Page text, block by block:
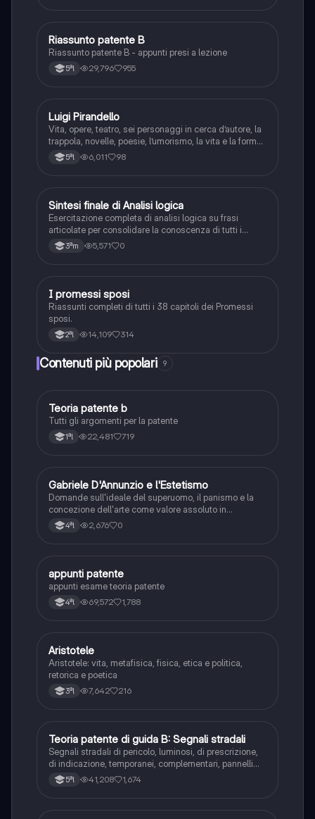
Italiano
Riassunto patente B
Riassunto patente B - appunti presi a lezione
5ªl 29,796 955
Italiano
Luigi Pirandello
Vita, opere, teatro, sei personaggi in cerca d’autore, la
trappola, novelle, poesie, l’umorismo, la vita e la forma,
frantumazione dell’Io, la civiltà moderna e
l’alienazione, il treno ha fischiato, canta l’epistola, i
5ªl 6,011 98
SItaliano
Sintesi finale di Analisi logica
Esercitazione completa di analisi logica su frasi
articolate per consolidare la conoscenza di tutti i
complementi.
3ªm 5,571 0
Italiano
I promessi sposi
Riassunti completi di tutti i 38 capitoli dei Promessi
sposi.
2ªl 14,109 314
Contenuti più popolari 9
Altro
Teoria patente b
Tutti gli argomenti per la patente
1ªl 22,481 719
GItaliano
Gabriele D'Annunzio e l'Estetismo
Domande sull'ideale del superuomo, il panismo e la
concezione dell'arte come valore assoluto in
D'Annunzio.
4ªl 2,676 0
Altro
appunti patente
appunti esame teoria patente
4ªl 69,572 1,788
Filosofia
Aristotele
Aristotele: vita, metafisica, fisica, etica e politica,
retorica e poetica
3ªl 7,642 216
Ed. civ.
Teoria patente di guida B: Segnali stradali
Segnali stradali di pericolo, luminosi, di prescrizione,
di indicazione, temporanei, complementari, pannelli
integrativi, segnaletica orizzontale, segnalazioni
agenti del traffico, distanza di visibilità per l‘arresto,
5ªl 41,208 1,674